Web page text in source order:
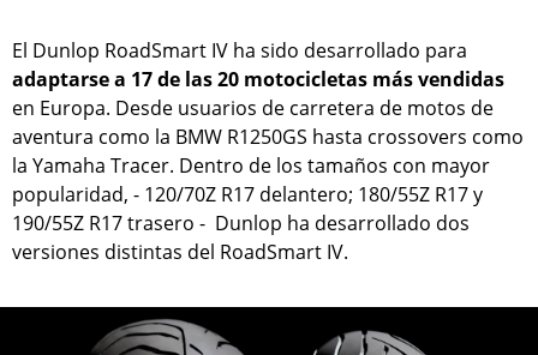
El Dunlop RoadSmart IV ha sido desarrollado para
adaptarse a 17 de las 20 motocicletas más vendidas
en Europa. Desde usuarios de carretera de motos de
aventura como la BMW R1250GS hasta crossovers como
la Yamaha Tracer. Dentro de los tamaños con mayor
popularidad, - 120/70Z R17 delantero; 180/55Z R17 y
190/55Z R17 trasero - Dunlop ha desarrollado dos
versiones distintas del RoadSmart IV.